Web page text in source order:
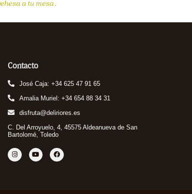
Contacto
José Caja: +34 625 47 91 65
Amalia Muriel: +34 654 88 34 31
disfruta@deliriores.es
C. Del Arroyuelo, 4, 45575 Aldeanueva de San
Bartolomé, Toledo